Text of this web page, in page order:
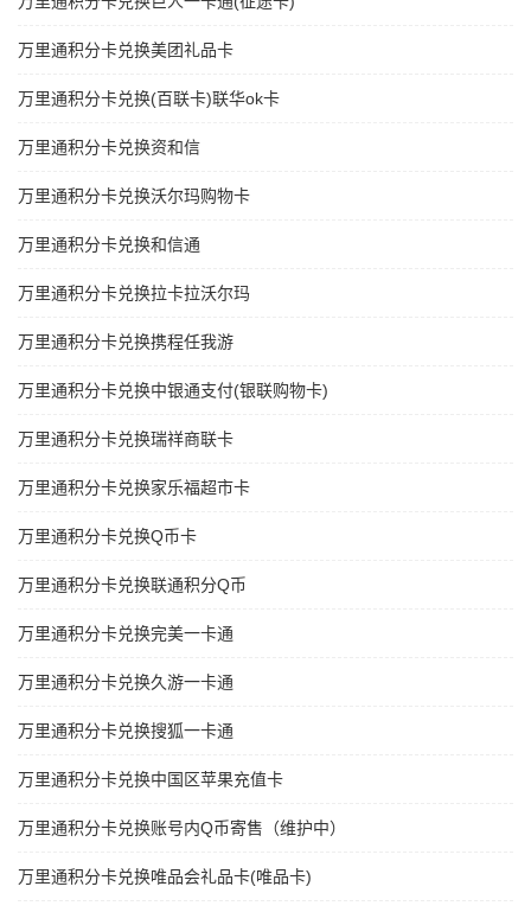
万里通积分卡兑换美团礼品卡
万里通积分卡兑换(百联卡)联华ok卡
万里通积分卡兑换资和信
万里通积分卡兑换沃尔玛购物卡
万里通积分卡兑换和信通
万里通积分卡兑换拉卡拉沃尔玛
万里通积分卡兑换携程任我游
万里通积分卡兑换中银通支付(银联购物卡)
万里通积分卡兑换瑞祥商联卡
万里通积分卡兑换家乐福超市卡
万里通积分卡兑换Q币卡
万里通积分卡兑换联通积分Q币
万里通积分卡兑换完美一卡通
万里通积分卡兑换久游一卡通
万里通积分卡兑换搜狐一卡通
万里通积分卡兑换中国区苹果充值卡
万里通积分卡兑换账号内Q币寄售（维护中）
万里通积分卡兑换唯品会礼品卡(唯品卡)